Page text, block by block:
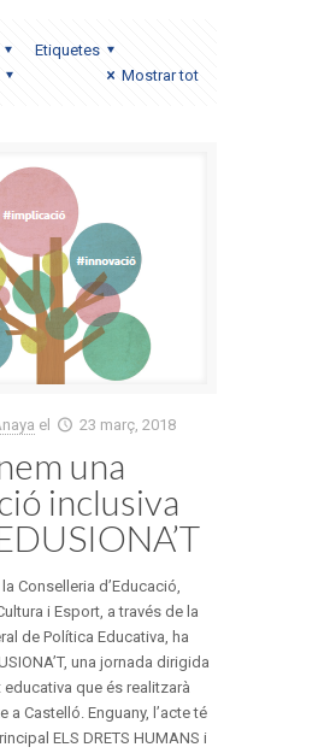
Etiquetes
Mostrar tot
el 23 març, 2018
una
inclusiva
Conselleria d’Educació,
i Esport, a través de la
de Política Educativa, ha
una jornada dirigida
educativa que és realitzarà
a Castelló. Enguany, l’acte té
ELS DRETS HUMANS i